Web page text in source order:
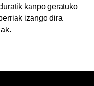
kanpo geratuko
izango dira